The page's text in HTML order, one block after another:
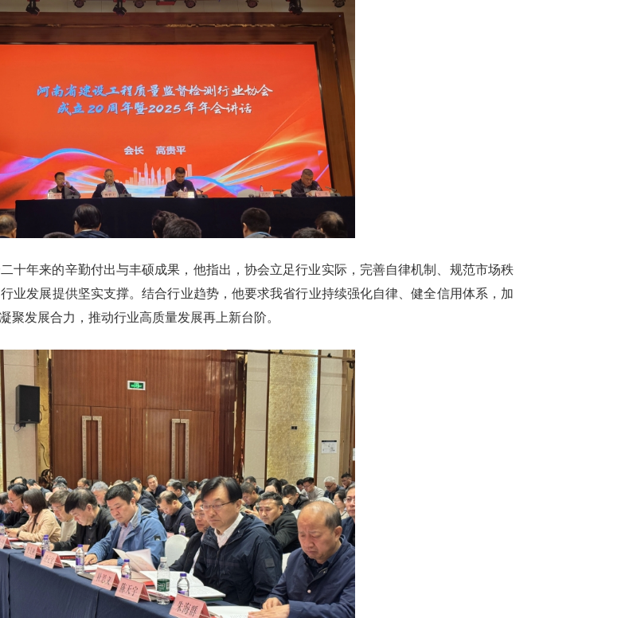
十年来的辛勤付出与丰硕成果，他指出，协会立足行业实际，完善自律机制、规范市场秩
业发展提供坚实支撑。结合行业趋势，他要求我省行业持续强化自律、健全信用体系，加
发展合力，推动行业高质量发展再上新台阶。